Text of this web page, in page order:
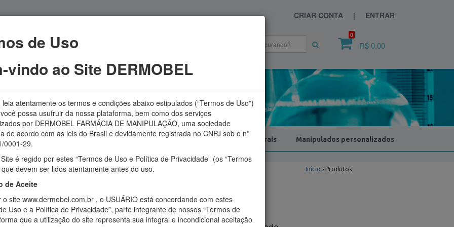
CRIAR CONTA | ENTRAR
APRESENTAÇÃO
0
R$ 0,00
Suplementos e produtos Naturais Manipulados personalizados
de Uso
vindo ao Site DERMOBEL
leia atentamente os termos e condições abaixo estipulados (“Termos de Uso”)
possa usufruir da nossa plataforma, bem como dos serviços
por DERMOBEL FARMÁCIA DE MANIPULAÇÃO, uma sociedade
de acordo com as leis do Brasil e devidamente registrada no CNPJ sob o nº
0001-29.
é regido por estes “Termos de Uso e Política de Privacidade” (os “Termos
que devem ser lidos atentamente antes do uso.
de Aceite
o site www.dermobel.com.br , o USUÁRIO está concordando com estes
Uso e a Política de Privacidade”, parte integrante de nossos “Termos de
que a utilização do site representa sua integral e incondicional aceitação
Início › Produtos